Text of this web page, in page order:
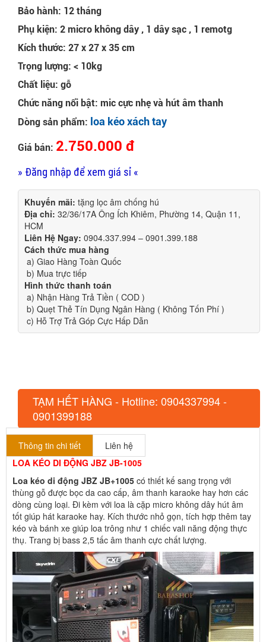
Bảo hành: 12 tháng
Phụ kiện: 2 micro không dây , 1 dây sạc , 1 remotg
Kích thước: 27 x 27 x 35 cm
Trọng lượng: < 10kg
Chất liệu: gỗ
Chức năng nổi bật: mic cực nhẹ và hút âm thanh
Dòng sản phẩm: loa kéo xách tay
Giá bán: 2.750.000 đ
» Đăng nhập để xem giá sỉ «
Khuyến mãi: tặng lọc âm chống hú
Địa chỉ: 32/36/17A Ông Ích Khiêm, Phường 14, Quận 11,
HCM
Liên Hệ Ngay: 0904.337.994 – 0901.399.188
Cách thức mua hàng
a) Giao Hàng Toàn Quốc
b) Mua trực tiếp
Hình thức thanh toán
a) Nhận Hàng Trả Tiền ( COD )
b) Quẹt Thẻ Tín Dụng Ngân Hàng ( Không Tốn Phí )
c) Hỗ Trợ Trả Góp Cực Hấp Dẫn
TẠM HẾT HÀNG - Hotline: 0904337994 -
0901399188
Thông tin chi tiết
Liên hệ
LOA KÉO DI ĐỘNG JBZ JB-1005
Loa kéo di động JBZ JB+1005 có thiết kế sang trọng với
thùng gỗ được bọc da cao cấp, âm thanh karaoke hay hơn các
dòng cùng loại. Đi kèm với loa là cặp micro không dây hút âm
tốt giúp hát karaoke hay. Kích thước nhỏ gọn, tích hợp thêm tay
kéo và bánh xe giúp loa trông như 1 chiếc vali năng động thực
thụ. Trang bị bass 2,5 tấc âm thanh cực chất lượng.